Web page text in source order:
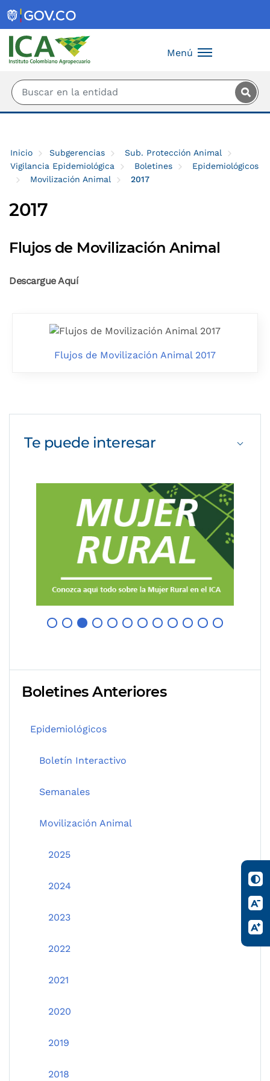
Menú
Inicio Subgerencias
Sub. Protección Animal
Vigilancia Epidemiológica
Boletines
Epidemiológicos
Movilización Animal
2017
2017
Flujos de Movilización Animal
Descargue Aquí
Flujos de Movilización Animal 2017
Te puede interesar
Boletines Anteriores
Epidemiológicos
Boletín Interactivo
Semanales
Movilización Animal
2025
2024
2023
2022
2021
2020
2019
2018